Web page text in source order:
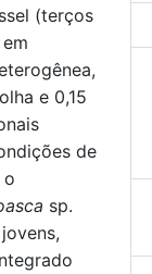
(terços
e 0,15
de
o
sp.